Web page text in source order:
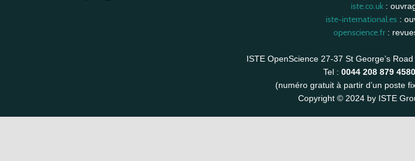
iste.co.uk :
iste-international.es:
openscience.fr:
ISTE OpenScience 27-37 St George’s
Tel : 0044 208 879 4580
(numéro gratuit à partir d’un poste
Copyright © 2024 by ISTE